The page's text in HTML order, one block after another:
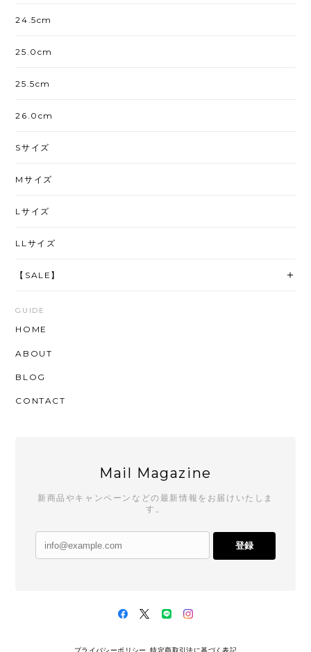
24.5cm
25.0cm
25.5cm
26.0cm
Sサイズ
Mサイズ
Lサイズ
LLサイズ
【SALE】
GUIDE
HOME
ABOUT
BLOG
CONTACT
Mail Magazine
新商品やキャンペーンなどの最新情報をお届けいたしま
す。
登録
プライバシーポリシー 特定商取引法に基づく表記